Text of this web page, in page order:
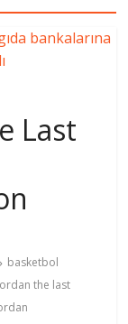
Last
basketbol
the last